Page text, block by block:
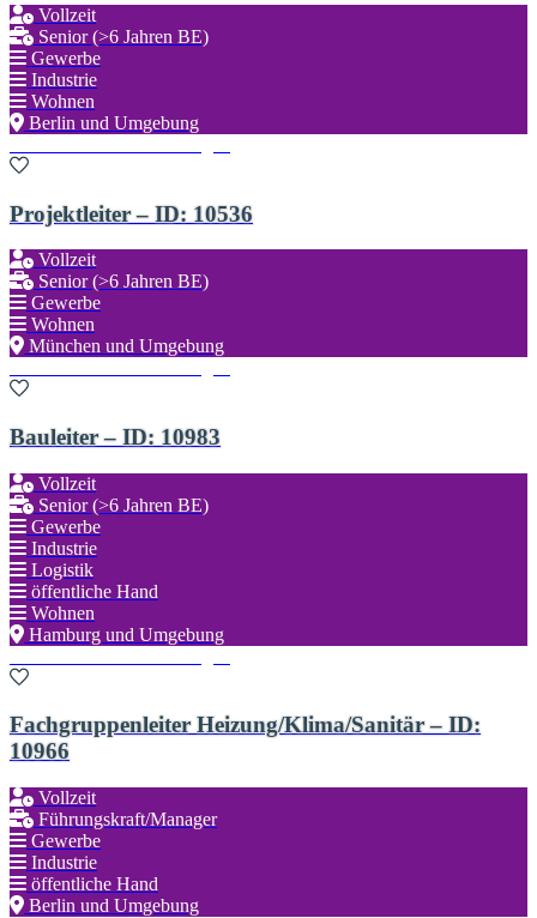
Vollzeit
Senior (>6 Jahren BE)
Gewerbe
Industrie
Wohnen
Berlin und Umgebung
Projektleiter – ID: 10536
Vollzeit
Senior (>6 Jahren BE)
Gewerbe
Wohnen
München und Umgebung
Bauleiter – ID: 10983
Vollzeit
Senior (>6 Jahren BE)
Gewerbe
Industrie
Logistik
öffentliche Hand
Wohnen
Hamburg und Umgebung
Fachgruppenleiter Heizung/Klima/Sanitär – ID:
10966
Vollzeit
Führungskraft/Manager
Gewerbe
Industrie
öffentliche Hand
Berlin und Umgebung